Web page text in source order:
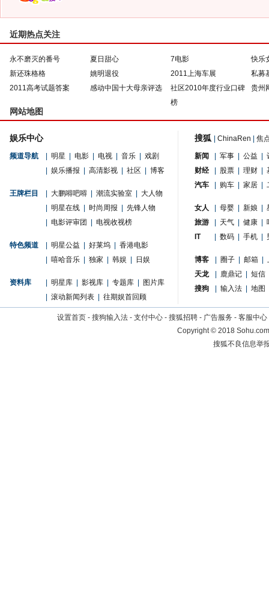
近期热点关注
永不磨灭的番号 夏日甜心 7电影
快乐
新还珠格格
姚明退役 2011上海车展
私募
2011高考试题答案
感动中国十大母亲评选
社区2010年度行业口碑
榜
贵州
网站地图
娱乐中心
频道导航 明星 电影 电视 音乐
戏剧
娱乐播报 高清影视 社区 博客
王牌栏目 大鹏嘚吧嘚 潮流实验室
大人物
明星在线 时尚周报
先锋人物
电影评审团 电视收视榜
特色频道 明星公益 好莱坞
香港电影
嘻哈音乐 独家 韩娱 日娱
资料库 明星库 影视库 专题库
图片库
滚动新闻列表 往期娱首回顾
搜狐 ChinaRen 焦
新闻 军事 公益
财经
股票 理财
汽车
购车 家居
女人 母婴 新娘
旅游
天气 健康
IT
数码 手机
博客 圈子 邮箱
天龙
鹿鼎记
短信
搜狗
输入法 地图
设置首页 - 搜狗输入法 - 支付中心 - 搜狐招聘 - 广告服务 - 客服中心
Copyright©2018
搜狐不良信息举